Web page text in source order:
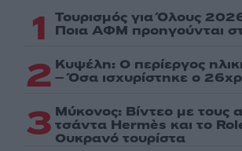
1 Τουρισμός για Όλους
Ποια ΑΦΜ προηγούνται
2 Κυψέλη: Ο περίεργος
– Όσα ισχυρίστηκε ο
3 Μύκονος: Βίντεο με τους
τσάντα Hermès και το
Ουκρανό τουρίστα